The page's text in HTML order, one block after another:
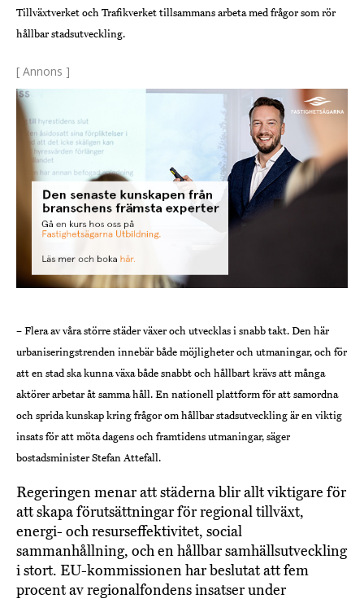
Tillväxtverket och Trafikverket tillsammans arbeta med frågor som rör
hållbar stadsutveckling.
[ Annons ]
– Flera av våra större städer växer och utvecklas i snabb takt. Den här
urbaniseringstrenden innebär både möjligheter och utmaningar, och för
att en stad ska kunna växa både snabbt och hållbart krävs att många
aktörer arbetar åt samma håll. En nationell plattform för att samordna
och sprida kunskap kring frågor om hållbar stadsutveckling är en viktig
insats för att möta dagens och framtidens utmaningar, säger
bostadsminister Stefan Attefall.
Regeringen menar att städerna blir allt viktigare för
att skapa förutsättningar för regional tillväxt,
energi- och resurseffektivitet, social
sammanhållning, och en hållbar samhällsutveckling
i stort. EU-kommissionen har beslutat att fem
procent av regionalfondens insatser under